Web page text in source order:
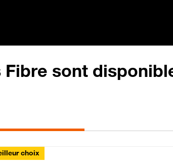
sont
choix